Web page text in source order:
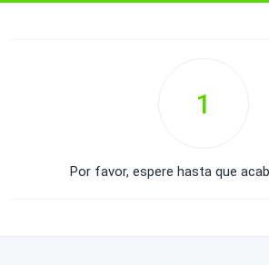
1
Por favor, espere hasta que